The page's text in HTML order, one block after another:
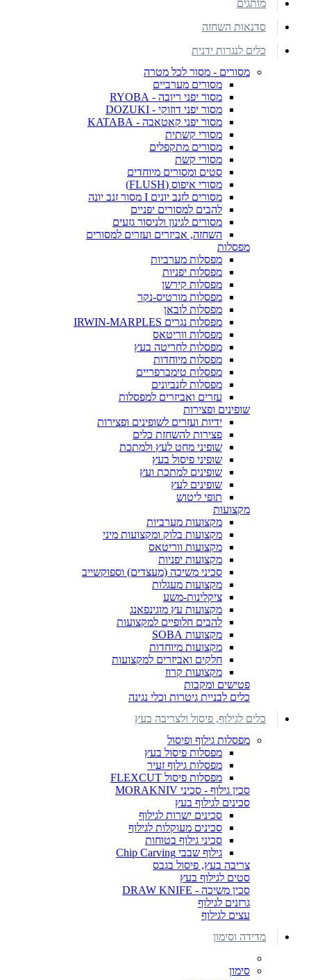
מותגים
סדנאות השחזה
כלים לנגרות ידנית
מסורים - מסור לכל מטרה
מסורים מערביים
מסור יפני ריובה - RYOBA
מסור יפני דוזוקי - DOZUKI
מסור יפני קאטאבה - KATABA
מסורי קשתית
מסורים מתקפלים
מסורי קשת
סטים ומסורים מיוחדים
מסורי איפוס (FLUSH)
מסורים לזנב יונים I מסור זנב יונה
להבים למסורים יפניים
מסורים לגינון ולניסור גזעים
השחזה, אביזרים ועזרים למסורים
מפסלות
מפסלות מערביות
מפסלות יפניות
מפסלות קירשן
מפסלות מורטיס-נקר
מפסלות לובאן
מפסלות נגרים IRWIN-MARPLES
מפסלות ווריטאס
מפסלות לחריטה בעץ
מפסלות מיוחדות
מפסלות טימברפריים
מפסלות לזנביונים
עזרים ואביזרים למפסלות
שופינים ופצירות
ידיות ועזרים לשופינים ופצירות
פצירות להשחזת כלים
שופיני מחט לעץ ולמתכת
שופיני פיסול בעץ
שופינים למתכת ועץ
שופינים לעץ
תופי ליטוש
מקצועות
מקצועות מערביות
מקצועות בלוק ומקצועות מיני
מקצועות ווריטאס
מקצועות יפניות
סכיני משיכה (מעצדים) וספוקשייב
מקצועות מעגלות
ציקלינות-משע
מקצועות עץ מוגינפאנג
להבים חלופיים למקצועות
מקצועות SOBA
מקצועות מיוחדות
חלקים ואביזרים למקצועות
מקצועות קרוז
פטישים ומקבות
כלים לבניית גיטרות וכלי נגינה
כלים לגילוף, פיסול ולצריבה בעץ
מפסלות גילוף ופיסול
מפסלות פיסול בעץ
מפסלות גילוף זעיר
מפסלות פיסול FLEXCUT
סכין גילוף - סכיני MORAKNIV
סכינים לגילוף בעץ
סכינים ישרות לגילוף
סכינים מעוקלות לגילוף
סכיני גילוף בטוחות
גילוף שבבי Chip Carving
צריבה בעץ, פיסול בגבס
סטים לגילוף בעץ
סכין משיכה - DRAW KNIFE
גרזנים לגילוף
עצים לגילוף
מדידה וסימון
סימון